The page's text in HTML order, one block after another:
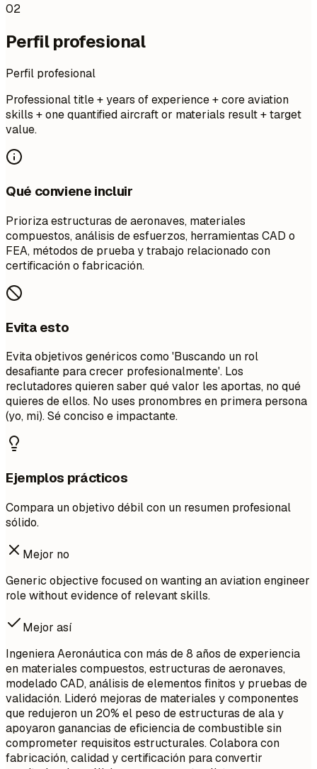
02
Perfil profesional
Perfil profesional
Professional title + years of experience + core aviation
skills + one quantified aircraft or materials result + target
value.
Qué conviene incluir
Prioriza estructuras de aeronaves, materiales
compuestos, análisis de esfuerzos, herramientas CAD o
FEA, métodos de prueba y trabajo relacionado con
certificación o fabricación.
Evita esto
Evita objetivos genéricos como 'Buscando un rol
desafiante para crecer profesionalmente'. Los
reclutadores quieren saber qué valor les aportas, no qué
quieres de ellos. No uses pronombres en primera persona
(yo, mi). Sé conciso e impactante.
Ejemplos prácticos
Compara un objetivo débil con un resumen profesional
sólido.
Mejor no
Generic objective focused on wanting an aviation engineer
role without evidence of relevant skills.
Mejor así
Ingeniera Aeronáutica con más de 8 años de experiencia
en materiales compuestos, estructuras de aeronaves,
modelado CAD, análisis de elementos finitos y pruebas de
validación. Lideró mejoras de materiales y componentes
que redujeron un 20% el peso de estructuras de ala y
apoyaron ganancias de eficiencia de combustible sin
comprometer requisitos estructurales. Colabora con
fabricación, calidad y certificación para convertir